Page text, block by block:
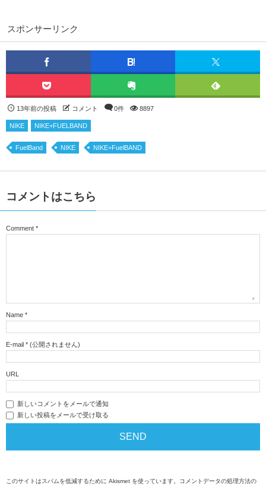
スポンサーリンク
13年前の投稿 コメント 0件 8897
NIKE NIKE+FUELBAND
FuelBand NIKE NIKE+FuelBAND
コメントはこちら
Comment *
Name *
E-mail * (公開されません)
URL
新しいコメントをメールで通知
新しい投稿をメールで受け取る
このサイトはスパムを低減するために Akismet を使っています。 コメントデータの処理方法の